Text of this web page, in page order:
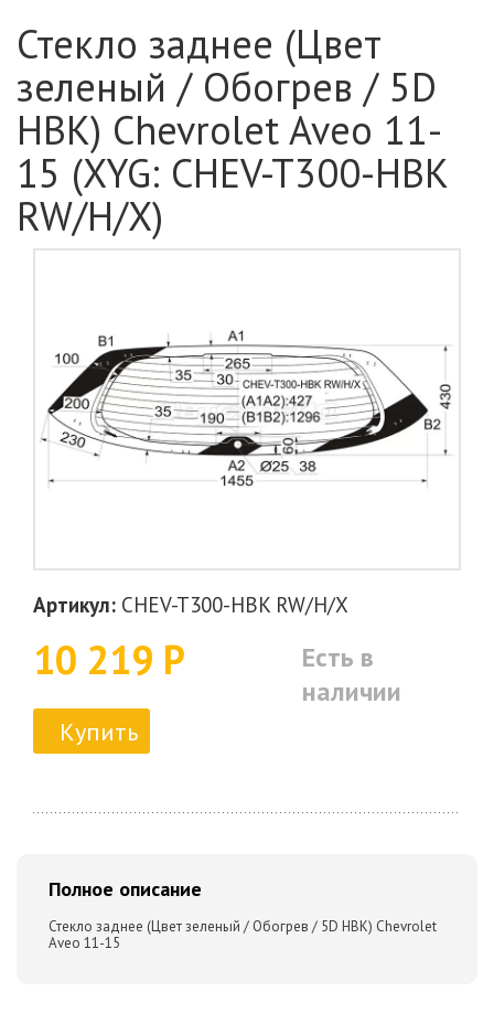
Стекло заднее (Цвет
зеленый / Обогрев / 5D
HBK) Chevrolet Aveo 11-
15 (XYG: CHEV-T300-HBK
RW/H/X)
Артикул: CHEV-T300-HBK RW/H/X
10 219 Р
Есть в
наличии
Купить
Полное описание
Стекло заднее (Цвет зеленый / Обогрев / 5D HBK) Chevrolet
Aveo 11-15